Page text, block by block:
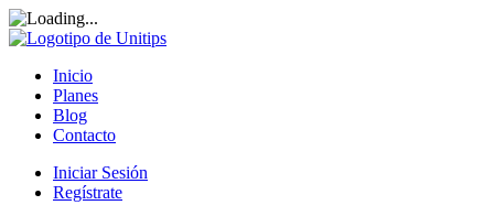
Inicio
Planes
Blog
Contacto
Iniciar Sesión
Regístrate